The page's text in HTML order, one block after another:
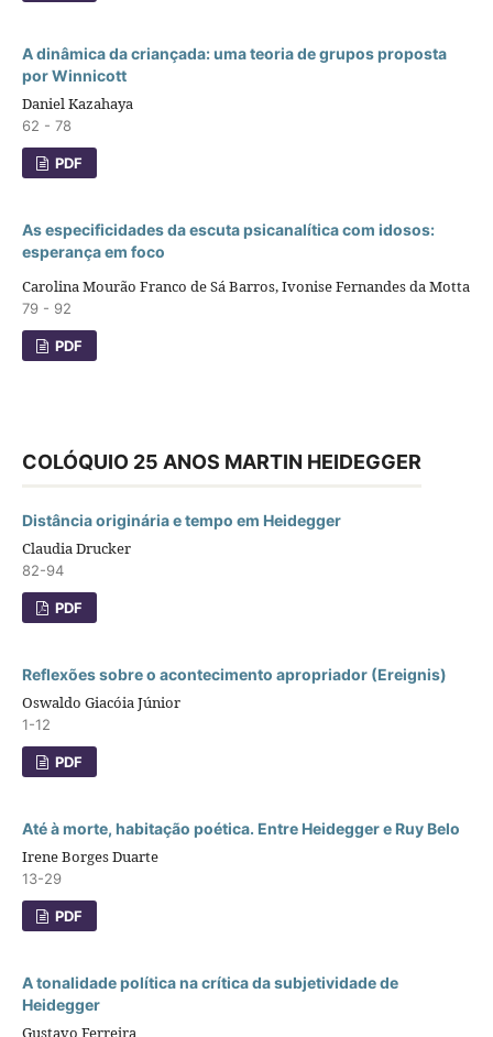
A dinâmica da criançada: uma teoria de grupos proposta
por Winnicott
Daniel Kazahaya
62 - 78
PDF
As especificidades da escuta psicanalítica com idosos:
esperança em foco
Carolina Mourão Franco de Sá Barros, Ivonise Fernandes da Motta
79 - 92
PDF
COLÓQUIO 25 ANOS MARTIN HEIDEGGER
Distância originária e tempo em Heidegger
Claudia Drucker
82-94
PDF
Reflexões sobre o acontecimento apropriador (Ereignis)
Oswaldo Giacóia Júnior
1-12
PDF
Até à morte, habitação poética. Entre Heidegger e Ruy Belo
Irene Borges Duarte
13-29
PDF
A tonalidade política na crítica da subjetividade de
Heidegger
Gustavo Ferreira